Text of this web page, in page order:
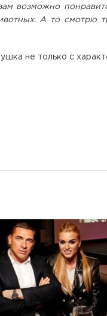
возможно
А то смотрю
не только с